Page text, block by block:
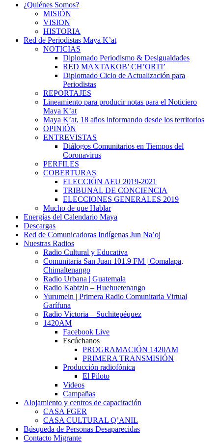
¿Quiénes Somos?
MISIÓN
VISION
HISTORIA
Red de Periodistas Maya K’at
NOTICIAS
Diplomado Periodismo & Desigualdades
RED MAXTAKOB’ CH’ORTI’
Diplomado Ciclo de Actualización para
Periodistas
REPORTAJES
Lineamiento para producir notas para el Noticiero
Maya K’at
Maya K’at, 18 años informando desde los territorios
OPINIÓN
ENTREVISTAS
Diálogos Comunitarios en Tiempos del
Coronavirus
PERFILES
COBERTURAS
ELECCIÓN AEU 2019-2021
TRIBUNAL DE CONCIENCIA
ELECCIONES GENERALES 2019
Mucho de que Hablar
Energías del Calendario Maya
Descargas
Red de Comunicadoras Indígenas Jun Na’oj
Nuestras Radios
Radio Cultural y Educativa
Comunitaria San Juan 101.9 FM | Comalapa,
Chimaltenango
Radio Urbana | Guatemala
Radio Kabtzin – Huehuetenango
Yurumein | Primera Radio Comunitaria Virtual
Garífuna
Radio Victoria – Suchitepéquez
1420AM
Facebook Live
Escúchanos
PROGRAMACIÓN 1420AM
PRIMERA TRANSMISIÓN
Producción radiofónica
El Piloto
Videos
Campañas
Alojamiento y centros de capacitación
CASA FGER
CASA CULTURAL Q’ANIL
Búsqueda de Personas Desaparecidas
Contacto Migrante